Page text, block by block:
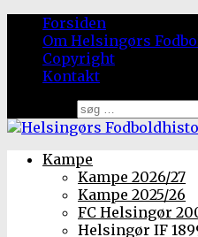
Forsiden
Om Helsingørs
Copyright
Kontakt
Kampe
Kampe 2026/27
Kampe 2025/26
FC Helsingør
Helsingør IF